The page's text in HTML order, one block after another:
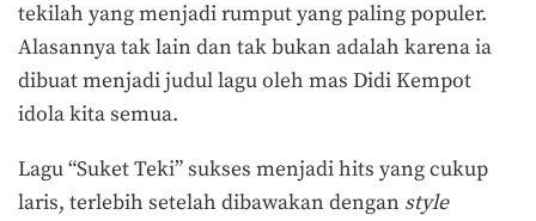
tekilah yang menjadi rumput yang paling populer.
Alasannya tak lain dan tak bukan adalah karena ia
dibuat menjadi judul lagu oleh mas Didi Kempot
idola kita semua.
Lagu “Suket Teki” sukses menjadi hits yang cukup
laris, terlebih setelah dibawakan dengan style